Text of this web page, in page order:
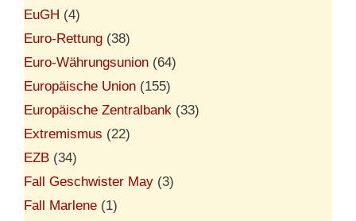
EuGH (4)
Euro-Rettung (38)
Euro-Währungsunion (64)
Europäische Union (155)
Europäische Zentralbank (33)
Extremismus (22)
EZB (34)
Fall Geschwister May (3)
Fall Marlene (1)